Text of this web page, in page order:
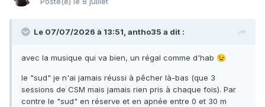
Le 07/07/2026 à 13:51, antho35 a dit :
avec la musique qui va bien, un régal comme d'hab 😉
le "sud" je n'ai jamais réussi à pêcher là-bas (que 3
sessions de CSM mais jamais rien pris à chaque fois). Par
contre le "sud" en réserve et en apnée entre 0 et 30 m